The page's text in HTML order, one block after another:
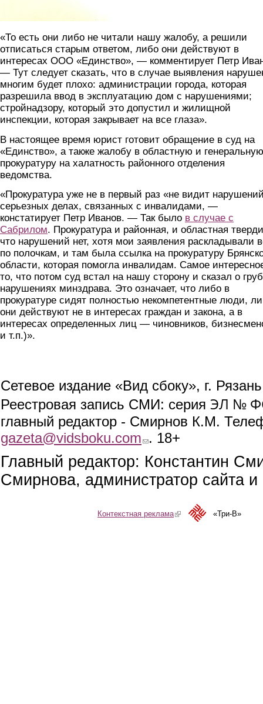
«То есть они либо не читали нашу жалобу, а решили
отписаться старым ответом, либо они действуют в
интересах ООО «Единство», — комментирует Петр
— Тут следует сказать, что в случае выявления
многим будет плохо: администрации города, которая
разрешила ввод в эксплуатацию дом с нарушениями;
стройнадзору, который это допустил и жилищной
инспекции, которая закрывает на все глаза».
В настоящее время юрист готовит обращение в суд на
«Единство», а также жалобу в областную и генеральную
прокуратуру на халатность районного отделения
ведомства.
«Прокуратура уже не в первый раз «не видит
серьезных делах, связанных с инвалидами, —
констатирует Петр Иванов. — Так было в случае с
Сабрилом. Прокуратура и районная, и областная
что нарушений нет, хотя мои заявления раскладывали
по полочкам, и там была ссылка на прокуратуру
области, которая помогла инвалидам. Самое
то, что потом суд встал на нашу сторону и сказал о
нарушениях минздрава. Это означает, что либо в
прокуратуре сидят полностью некомпетентные люди,
они действуют не в интересах граждан и закона, а в
интересах определенных лиц — чиновников,
и т.п.)».
Сетевое издание «Вид сбоку», г.
Реестровая запись СМИ: серия ЭЛ №
главный редактор - Смирнов К.М.
gazeta@vidsboku.com (link sends e-mail)
. 18+
Главный редактор: Константин
Смирнова, администратор сайта
Контекстная реклама(link is external)«Три-В»